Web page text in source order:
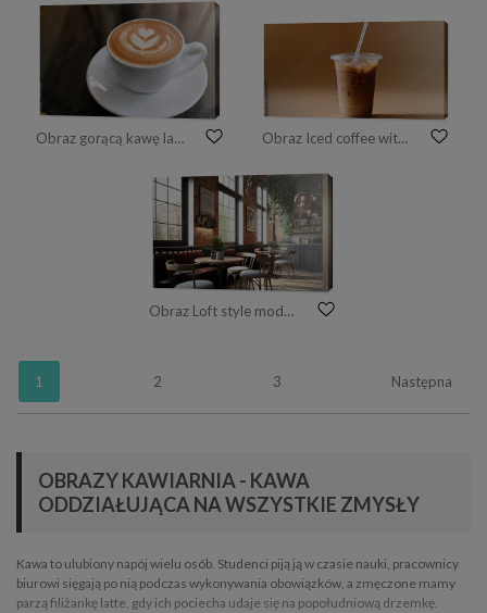
Obraz gorącą kawę latte postawioną na stole w kawiarni, wypij śniadanie rano Obraz Iced coffee with milk served in a transparent plastic cup, symbolizing refreshment, modern café culture, and summer lifestyle.
Obraz Loft style modern cafe interior in new york
1 2 3 Następna
OBRAZY KAWIARNIA - KAWA
ODDZIAŁUJĄCA NA WSZYSTKIE ZMYSŁY
Kawa to ulubiony napój wielu osób. Studenci piją ją w czasie nauki, pracownicy
biurowi sięgają po nią podczas wykonywania obowiązków, a zmęczone mamy
parzą filiżankę latte, gdy ich pociecha udaje się na popołudniową drzemkę.